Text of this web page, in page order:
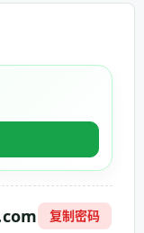
复制密码